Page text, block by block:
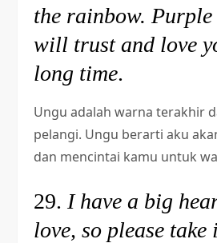
the rainbow. Purple
will trust and love
long time.
Ungu adalah warna terakhir
pelangi. Ungu berarti aku
dan mencintai kamu untuk
29. I have a big
love, so please